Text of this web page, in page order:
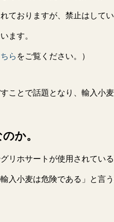
ておりますが、禁止はして
ます。
ら をご覧ください。）
ことで話題となり、輸入小
か。
リホサートが使用されてい
入小麦は危険である」と言